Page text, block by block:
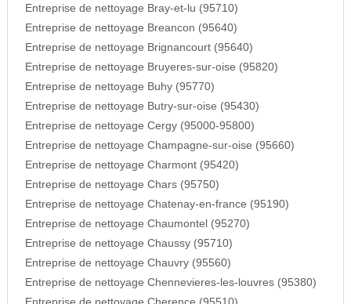
Entreprise de nettoyage Bray-et-lu (95710)
Entreprise de nettoyage Breancon (95640)
Entreprise de nettoyage Brignancourt (95640)
Entreprise de nettoyage Bruyeres-sur-oise (95820)
Entreprise de nettoyage Buhy (95770)
Entreprise de nettoyage Butry-sur-oise (95430)
Entreprise de nettoyage Cergy (95000-95800)
Entreprise de nettoyage Champagne-sur-oise (95660)
Entreprise de nettoyage Charmont (95420)
Entreprise de nettoyage Chars (95750)
Entreprise de nettoyage Chatenay-en-france (95190)
Entreprise de nettoyage Chaumontel (95270)
Entreprise de nettoyage Chaussy (95710)
Entreprise de nettoyage Chauvry (95560)
Entreprise de nettoyage Chennevieres-les-louvres (95380)